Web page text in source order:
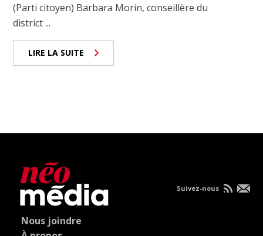
(Parti citoyen) Barbara Morin, conseillère du
district ...
LIRE LA SUITE
Nous joindre
Suivez-nous